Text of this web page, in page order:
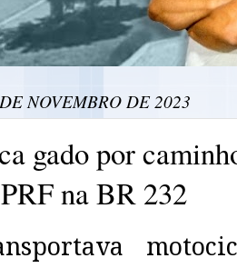
NOVEMBRO DE 2023
gado por
na BR 232